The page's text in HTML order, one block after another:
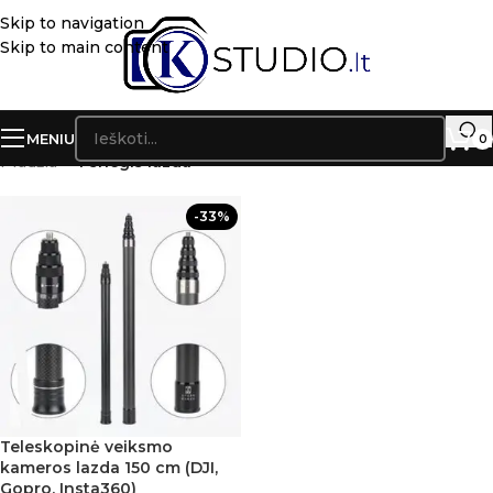
Skip to navigation
Skip to main content
MENIU 0
Pradžia»4 sriegis lazda
-33%
Teleskopinė veiksmo
kameros lazda 150 cm (DJI,
Gopro, Insta360)